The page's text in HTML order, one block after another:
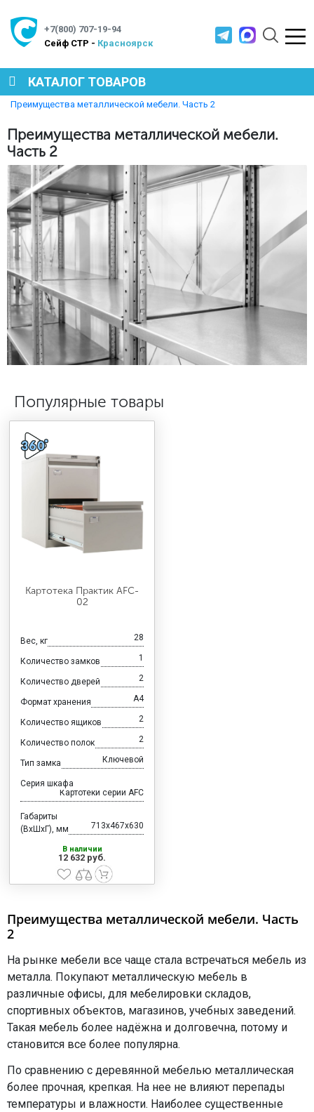
+7(800) 707-19-94
Cейф СТР - Красноярск
КАТАЛОГ ТОВАРОВ
МЕТАЛЛИЧЕСКАЯ МЕБЕЛЬ
МЕТАЛЛИЧЕСКИЕ СТЕЛЛАЖИ
ПРОИЗВОДСТВЕННАЯ МЕБЕЛЬ
МЕДИЦИНСКАЯ МЕБЕЛЬ
СИСТЕМЫ ХРАНЕНИЯ
ОФИСНАЯ МЕБЕЛЬ
МЕБЕЛЬ ДЛЯ ДОМА
МЕБЕЛЬ ДЛЯ СТОЛОВЫХ
Главная
Полезная информация
Преимущества металлической мебели. Часть 2
Преимущества металлической мебели.
Часть 2
Популярные товары
Картотека Практик AFC-
02
Вес, кг 28
Количество замков 1
Количество дверей 2
Формат хранения А4
Количество ящиков 2
Количество полок 2
Тип замка Ключевой
Серия шкафа
Картотеки серии AFC
Габариты
(ВхШхГ), мм
713x467x630
В наличии
12 632 руб.
Преимущества металлической мебели. Часть
2
На рынке мебели все чаще стала встречаться мебель из
металла. Покупают металлическую мебель в
различные офисы, для мебелировки складов,
спортивных объектов, магазинов, учебных заведений.
Такая мебель более надёжна и долговечна, потому и
становится все более популярна.
По сравнению с деревянной мебелью металлическая
более прочная, крепкая. На нее не влияют перепады
температуры и влажности. Наиболее существенные